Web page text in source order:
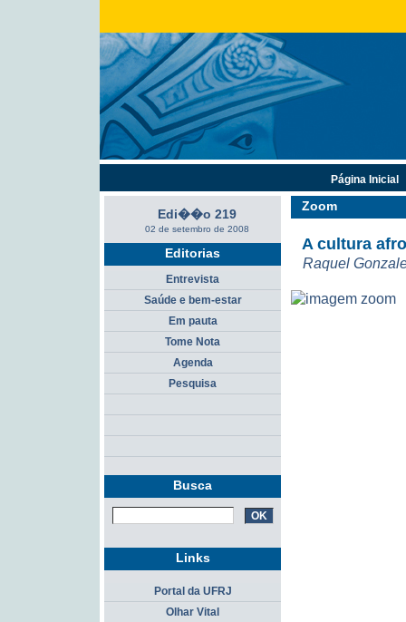
Zoom
A cultura
Raquel
Edi��o 219
02 de setembro de 2008
Editorias
Entrevista
Saúde e bem-estar
Em pauta
Tome Nota
Agenda
Pesquisa
Busca
Página Inicial
Links
Portal da UFRJ
Olhar Vital